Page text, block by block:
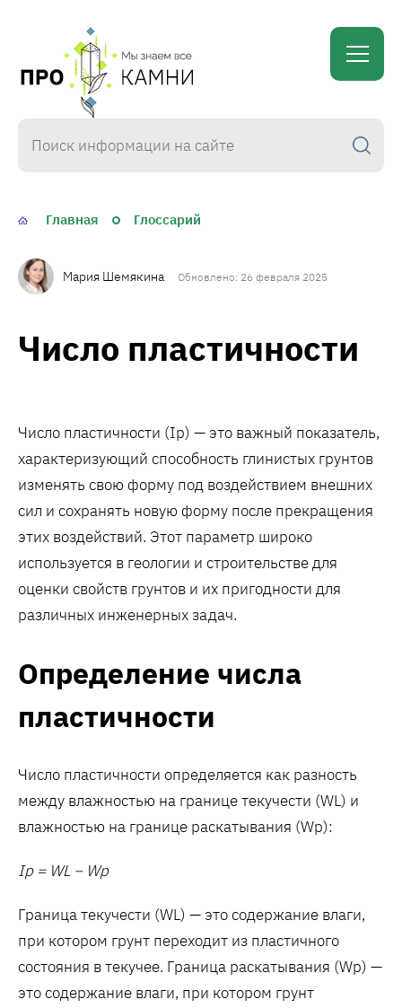
proKamni
Главная Глоссарий
Мария Шемякина Обновлено: 26 февраля 2025
Число пластичности
Число пластичности (Ip) — это важный показатель,
характеризующий способность глинистых грунтов
изменять свою форму под воздействием внешних
сил и сохранять новую форму после прекращения
этих воздействий. Этот параметр широко
используется в геологии и строительстве для
оценки свойств грунтов и их пригодности для
различных инженерных задач.
Определение числа
пластичности
Число пластичности определяется как разность
между влажностью на границе текучести (WL) и
влажностью на границе раскатывания (Wp):
Ip = WL − Wp
Граница текучести (WL) — это содержание влаги,
при котором грунт переходит из пластичного
состояния в текучее. Граница раскатывания (Wp) —
это содержание влаги, при котором грунт